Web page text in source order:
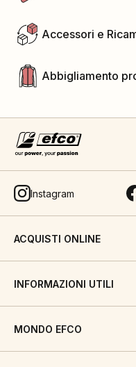
Accessori e
Abbigliamento
Instagram
ACQUISTI ONLINE
INFORMAZIONI UTILI
MONDO EFCO